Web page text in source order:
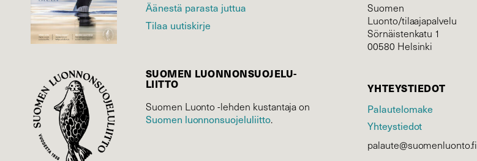
Äänestä parasta juttua
Tilaa uutiskirje
SUOMEN LUONNON­SUOJELU­
LIITTO
Suomen Luonto -lehden kustantaja on
Suomen luonnonsuojelu­liitto.
Suomen
Luonto/tilaajapalvelu
Sörnäistenkatu 1
00580 Helsinki
YHTEYSTIEDOT
Palautelomake
Yhteystiedot
palaute@suomenluonto.fi